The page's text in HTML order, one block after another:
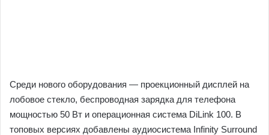
Среди нового оборудования — проекционный дисплей на
лобовое стекло, беспроводная зарядка для телефона
мощностью 50 Вт и операционная система DiLink 100. В
топовых версиях добавлены аудиосистема Infinity Surround